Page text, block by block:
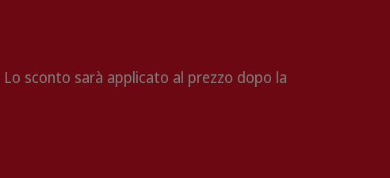
Lo sconto sarà applicato al prezzo dopo la